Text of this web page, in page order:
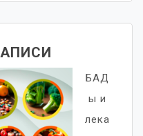
БАД
ы и
лека